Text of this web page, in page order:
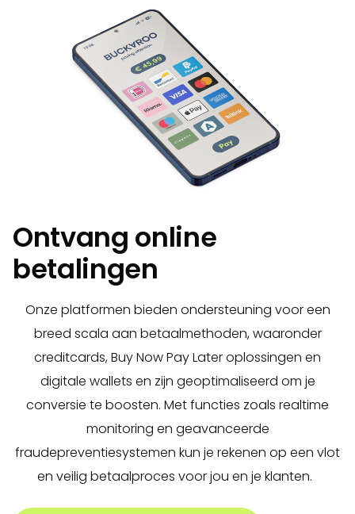
Ontvang online
betalingen
Onze platformen bieden ondersteuning voor een
breed scala aan betaalmethoden, waaronder
creditcards, Buy Now Pay Later oplossingen en
digitale wallets en zijn geoptimaliseerd om je
conversie te boosten. Met functies zoals realtime
monitoring en geavanceerde
fraudepreventiesystemen kun je rekenen op een vlot
en veilig betaalproces voor jou en je klanten.